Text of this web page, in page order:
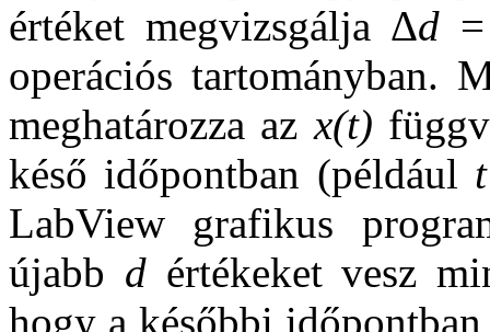
értéket megvizsgálja Δd
operációs tartományban.
meghatározza azx(t)
késő időpontban (például t
LabView grafikus
újabb dértékeket vesz
hogy a későbbi